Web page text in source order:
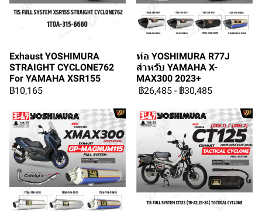
Exhaust YOSHIMURA
STRAIGHT CYCLONE762
For YAMAHA XSR155
฿10,165
ท่อ YOSHIMURA R77J
สำหรับ YAMAHA X-
MAX300 2023+
฿26,485 - ฿30,485